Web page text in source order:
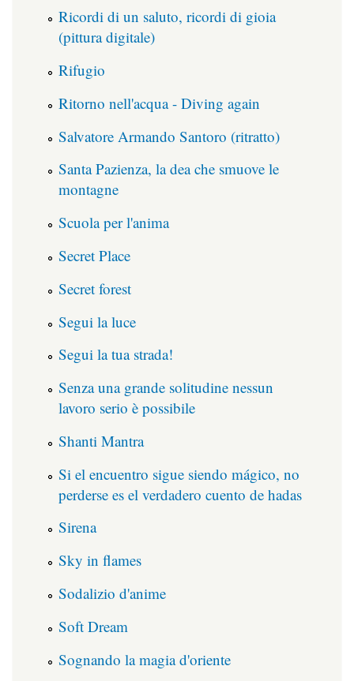
Ricordi di un saluto, ricordi di gioia
(pittura digitale)
Rifugio
Ritorno nell'acqua - Diving again
Salvatore Armando Santoro (ritratto)
Santa Pazienza, la dea che smuove le
montagne
Scuola per l'anima
Secret Place
Secret forest
Segui la luce
Segui la tua strada!
Senza una grande solitudine nessun
lavoro serio è possibile
Shanti Mantra
Si el encuentro sigue siendo mágico, no
perderse es el verdadero cuento de hadas
Sirena
Sky in flames
Sodalizio d'anime
Soft Dream
Sognando la magia d'oriente